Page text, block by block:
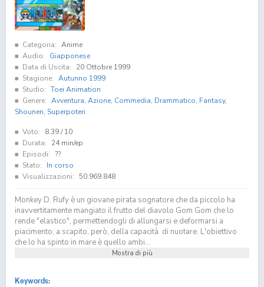
Categoria: Anime
Audio:
Giapponese
Data di Uscita:
20 Ottobre 1999
Stagione: Autunno 1999
Studio: Toei Animation
Genere: Avventura, Azione, Commedia, Drammatico, Fantasy,
Shounen, Superpoteri
Voto: 8.39/ 10
Durata:
24 min/ep
Episodi: ??
Stato:
In corso
Visualizzazioni:
50.969.848
Monkey D. Rufy è un giovane pirata sognatore che da piccolo ha
inavvertitamente mangiato il frutto del diavolo Gom Gom che lo
rende "elastico", permettendogli di allungarsi e deformarsi a
piacimento, a scapito, però, della capacità di nuotare. L'obiettivo
che lo ha spinto in mare è quello ambi...
Mostra di più
Keywords: